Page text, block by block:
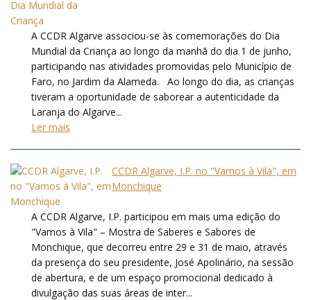
A CCDR Algarve associou-se às comemorações do Dia
Mundial da Criança ao longo da manhã do dia 1 de junho,
participando nas atividades promovidas pelo Município de
Faro, no Jardim da Alameda. Ao longo do dia, as crianças
tiveram a oportunidade de saborear a autenticidade da
Laranja do Algarve...
Ler mais
CCDR Algarve, I.P. no "Vamos à Vila", em
Monchique
A CCDR Algarve, I.P. participou em mais uma edição do
"Vamos à Vila" – Mostra de Saberes e Sabores de
Monchique, que decorreu entre 29 e 31 de maio, através
da presença do seu presidente, José Apolinário, na sessão
de abertura, e de um espaço promocional dedicado à
divulgação das suas áreas de inter...